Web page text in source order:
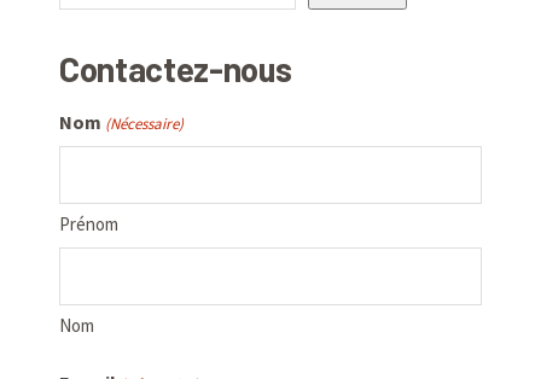
Contactez-nous
Nom (Nécessaire)
Prénom
Nom